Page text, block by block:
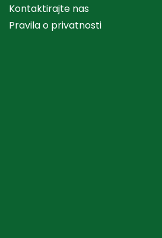
Kontaktirajte nas
Pravila o privatnosti